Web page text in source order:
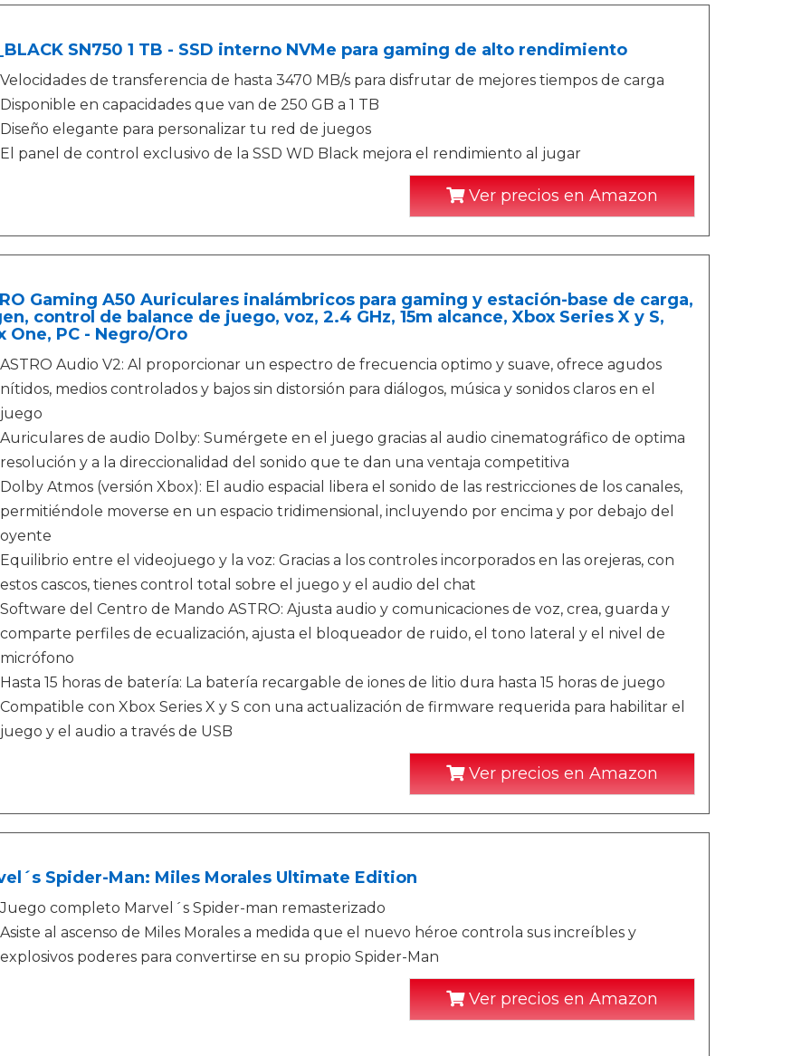
SN750 1 TB - SSD interno NVMe para gaming de alto rendimiento
Velocidades de transferencia de hasta 3470 MB/s para disfrutar de mejores tiempos de carga
Disponible en capacidades que van de 250 GB a 1 TB
Diseño elegante para personalizar tu red de juegos
El panel de control exclusivo de la SSD WD Black mejora el rendimiento al jugar
Ver precios en Amazon
Gaming A50 Auriculares inalámbricos para gaming y estación-base de carga,
control de balance de juego, voz, 2.4 GHz, 15m alcance, Xbox Series X y S,
One, PC - Negro/Oro
ASTRO Audio V2: Al proporcionar un espectro de frecuencia optimo y suave, ofrece agudos
nítidos, medios controlados y bajos sin distorsión para diálogos, música y sonidos claros en el
juego
Auriculares de audio Dolby: Sumérgete en el juego gracias al audio cinematográfico de optima
resolución y a la direccionalidad del sonido que te dan una ventaja competitiva
Dolby Atmos (versión Xbox): El audio espacial libera el sonido de las restricciones de los canales,
permitiéndole moverse en un espacio tridimensional, incluyendo por encima y por debajo del
oyente
Equilibrio entre el videojuego y la voz: Gracias a los controles incorporados en las orejeras, con
estos cascos, tienes control total sobre el juego y el audio del chat
Software del Centro de Mando ASTRO: Ajusta audio y comunicaciones de voz, crea, guarda y
comparte perfiles de ecualización, ajusta el bloqueador de ruido, el tono lateral y el nivel de
micrófono
Hasta 15 horas de batería: La batería recargable de iones de litio dura hasta 15 horas de juego
Compatible con Xbox Series X y S con una actualización de firmware requerida para habilitar el
juego y el audio a través de USB
Ver precios en Amazon
Spider-Man: Miles Morales Ultimate Edition
Juego completo Marvel´s Spider-man remasterizado
Asiste al ascenso de Miles Morales a medida que el nuevo héroe controla sus increíbles y
explosivos poderes para convertirse en su propio Spider-Man
Ver precios en Amazon